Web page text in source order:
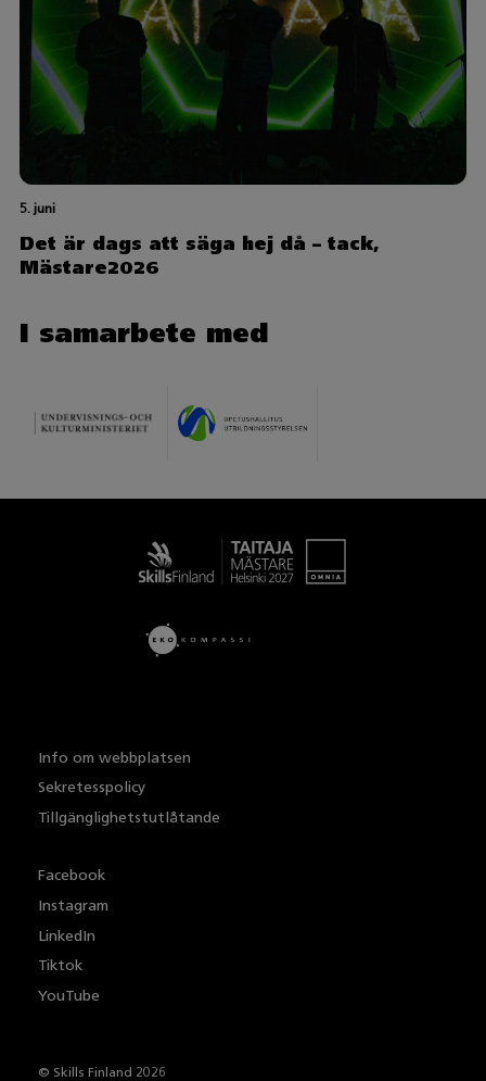
5. juni
Det är dags att säga hej då – tack,
Mästare2026
I samarbete med
Info om webbplatsen
Sekretesspolicy
Tillgänglighetstutlåtande
Facebook
Instagram
LinkedIn
Tiktok
YouTube
© Skills Finland 2026